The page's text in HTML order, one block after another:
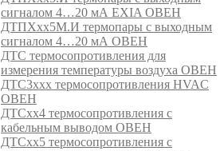
сигналом 4…20 мА EXIA ОВЕН
ДТПХхх5М.И термопары с выходным
сигналом 4…20 мА ОВЕН
ДТС термосопротивления для
измерения температуры воздуха ОВЕН
ДТС3ххх термосопротивления HVAC
ОВЕН
ДТСхх4 термосопротивления с
кабельным выводом ОВЕН
ДТСхх5 термосопротивления с